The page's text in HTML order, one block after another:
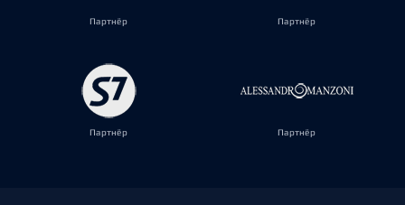
Партнёр Партнёр
Партнёр Партнёр